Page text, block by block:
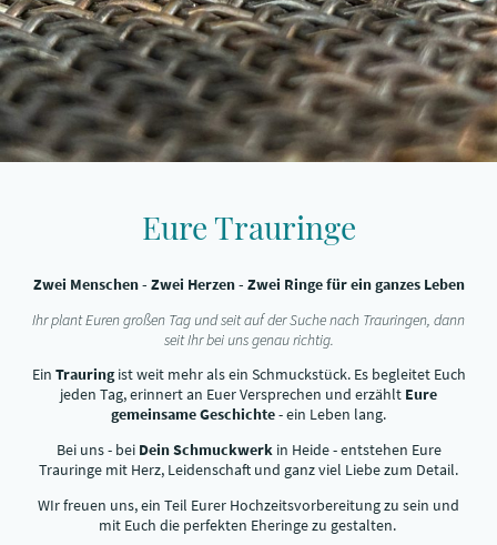
Eure Trauringe
Zwei Menschen - Zwei Herzen - Zwei Ringe für ein ganzes Leben
Ihr plant Euren großen Tag und seit auf der Suche nach Trauringen, dann
seit Ihr bei uns genau richtig.
Ein Trauringist weit mehr als ein Schmuckstück. Es begleitet Euch
jeden Tag, erinnert an Euer Versprechen und erzählt Eure
gemeinsame Geschichte- ein Leben lang.
Bei uns - bei Dein Schmuckwerkin Heide - entstehen Eure
Trauringe mit Herz, Leidenschaft und ganz viel Liebe zum Detail.
WIr freuen uns, ein Teil Eurer Hochzeitsvorbereitung zu sein und
mit Euch die perfekten Eheringe zu gestalten.